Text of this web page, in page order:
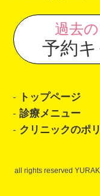
過去
予約
トップページ
診療メニュー
クリニックのポ
all rights reserved